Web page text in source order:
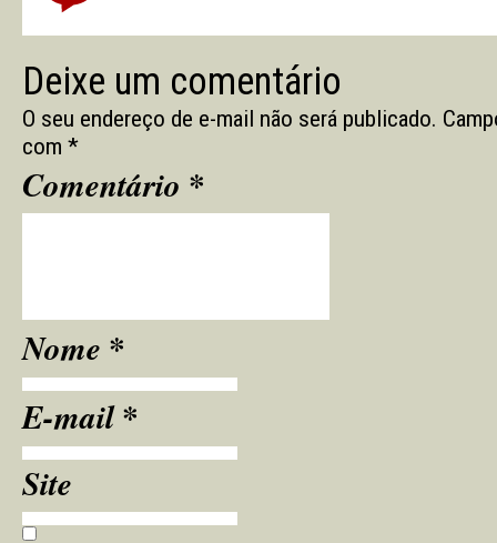
Deixe um comentário
O seu endereço de e-mail não será publicado.
com *
Comentário *
Nome *
E-mail*
Site